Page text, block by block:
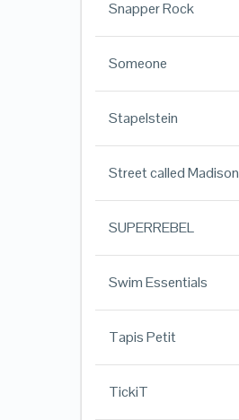
Snapper Rock
Someone
Stapelstein
Street called Madison
SUPERREBEL
Swim Essentials
Tapis Petit
TickiT